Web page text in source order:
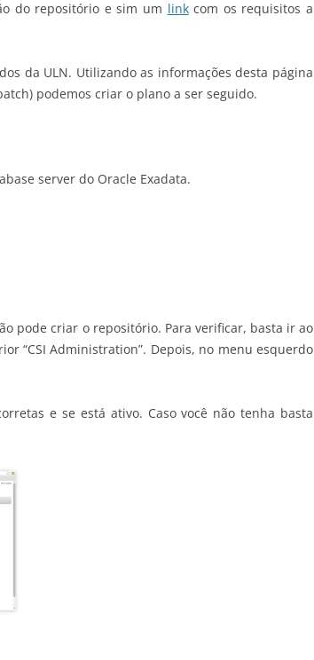
do repositório e sim um linkcom os requisitos a
da ULN. Utilizando as informações desta página
podemos criar o plano a ser seguido.
server do Oracle Exadata.
pode criar o repositório. Para verificar, basta ir ao
“CSI Administration”. Depois, no menu esquerdo
e se está ativo. Caso você não tenha basta